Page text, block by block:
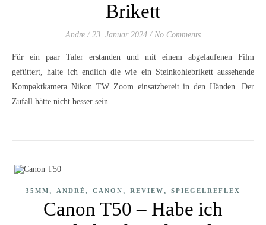
Brikett
Andre / 23. Januar 2024 / No Comments
Für ein paar Taler erstanden und mit einem abgelaufenen Film
gefüttert, halte ich endlich die wie ein Steinkohlebrikett aussehende
Kompaktkamera Nikon TW Zoom einsatzbereit in den Händen. Der
Zufall hätte nicht besser sein…
35MM , ANDRÉ , CANON , REVIEW , SPIEGELREFLEX
Canon T50 – Habe ich